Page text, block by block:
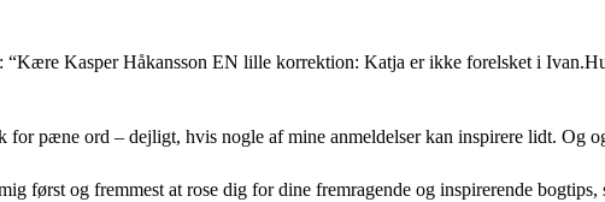
: “Kære Kasper Håkansson EN lille korrektion: Katja er ikke forelsket i
for pæne ord – dejligt, hvis nogle af mine anmeldelser kan inspirere lidt. Og
først og fremmest at rose dig for dine fremragende og inspirerende